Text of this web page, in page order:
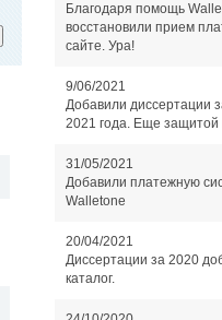
Благодаря помощь
восстановили прием
сайте. Ура!
9/06/2021
Добавили диссертации
2021 года. Еще защитой
31/05/2021
Добавили платежную
Walletone
20/04/2021
Диссертации за 2020
каталог.